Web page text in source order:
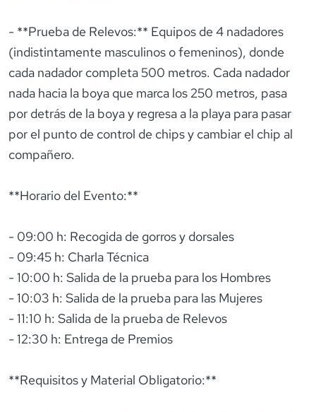
- **Prueba de Relevos:** Equipos de 4 nadadores
(indistintamente masculinos o femeninos), donde
cada nadador completa 500 metros. Cada nadador
nada hacia la boya que marca los 250 metros, pasa
por detrás de la boya y regresa a la playa para pasar
por el punto de control de chips y cambiar el chip al
compañero.
**Horario del Evento:**
- 09:00 h: Recogida de gorros y dorsales
- 09:45 h: Charla Técnica
- 10:00 h: Salida de la prueba para los Hombres
- 10:03 h: Salida de la prueba para las Mujeres
- 11:10 h: Salida de la prueba de Relevos
- 12:30 h: Entrega de Premios
**Requisitos y Material Obligatorio:**